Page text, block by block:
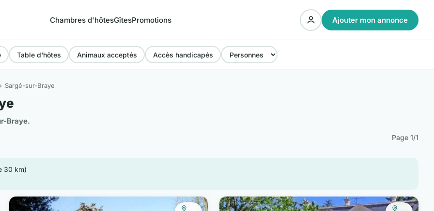
Chambres d'hôtesGîtesPromotions Ajouter mon annonce
Table d'hôtes Animaux acceptés Accès handicapés
Sargé-sur-Braye
Braye.
Page 1/1
30 km)